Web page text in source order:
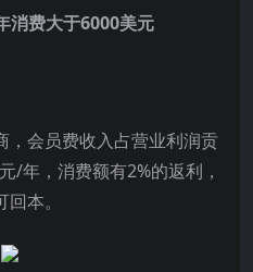
消费大于6000美元
，会员费收入占营业利润贡
/年，消费额有2%的返利，
本。